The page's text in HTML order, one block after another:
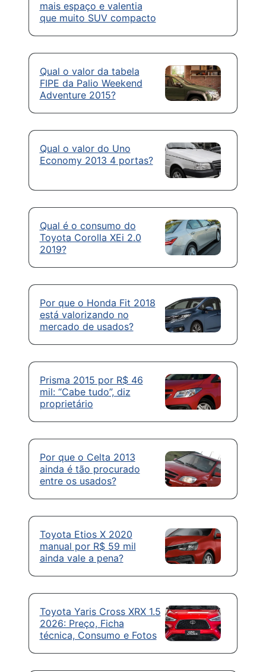
mais espaço e valentia
que muito SUV compacto
Qual o valor da tabela
FIPE da Palio Weekend
Adventure 2015?
Qual o valor do Uno
Economy 2013 4 portas?
Qual é o consumo do
Toyota Corolla XEi 2.0
2019?
Por que o Honda Fit 2018
está valorizando no
mercado de usados?
Prisma 2015 por R$ 46
mil: “Cabe tudo”, diz
proprietário
Por que o Celta 2013
ainda é tão procurado
entre os usados?
Toyota Etios X 2020
manual por R$ 59 mil
ainda vale a pena?
Toyota Yaris Cross XRX 1.5
2026: Preço, Ficha
técnica, Consumo e Fotos